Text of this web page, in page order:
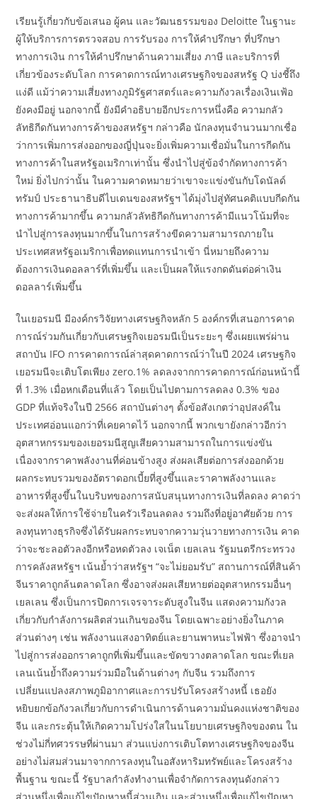
เรียนรู้เกี่ยวกับข้อเสนอ ผู้คน และวัฒนธรรมของ Deloitte ในฐานะ
ผู้ให้บริการการตรวจสอบ การรับรอง การให้คำปรึกษา ที่ปรึกษา
ทางการเงิน การให้คำปรึกษาด้านความเสี่ยง ภาษี และบริการที่
เกี่ยวข้องระดับโลก การคาดการณ์ทางเศรษฐกิจของสหรัฐ Q บ่งชี้ถึง
แง่ดี แม้ว่าความเสี่ยงทางภูมิรัฐศาสตร์และความกังวลเรื่องเงินเฟ้อ
ยังคงมีอยู่ นอกจากนี้ ยังมีคำอธิบายอีกประการหนึ่งคือ ความกลัว
ลัทธิกีดกันทางการค้าของสหรัฐฯ กล่าวคือ นักลงทุนจำนวนมากเชื่อ
ว่าการเพิ่มการส่งออกของญี่ปุ่นจะยิ่งเพิ่มความเชื่อมั่นในการกีดกัน
ทางการค้าในสหรัฐอเมริกาเท่านั้น ซึ่งนำไปสู่ข้อจำกัดทางการค้า
ใหม่ ยิ่งไปกว่านั้น ในความคาดหมายว่าเขาจะแข่งขันกับโดนัลด์
ทรัมป์ ประธานาธิบดีไบเดนของสหรัฐฯ ได้มุ่งไปสู่ทัศนคติแบบกีดกัน
ทางการค้ามากขึ้น ความกลัวลัทธิกีดกันทางการค้ามีแนวโน้มที่จะ
นำไปสู่การลงทุนมากขึ้นในการสร้างขีดความสามารถภายใน
ประเทศสหรัฐอเมริกาเพื่อทดแทนการนำเข้า นี่หมายถึงความ
ต้องการเงินดอลลาร์ที่เพิ่มขึ้น และเป็นผลให้แรงกดดันต่อค่าเงิน
ดอลลาร์เพิ่มขึ้น
ในเยอรมนี มีองค์กรวิจัยทางเศรษฐกิจหลัก 5 องค์กรที่เสนอการคาด
การณ์ร่วมกันเกี่ยวกับเศรษฐกิจเยอรมนีเป็นระยะๆ ซึ่งเผยแพร่ผ่าน
สถาบัน IFO การคาดการณ์ล่าสุดคาดการณ์ว่าในปี 2024 เศรษฐกิจ
เยอรมนีจะเติบโตเพียง zero.1% ลดลงจากการคาดการณ์ก่อนหน้านี้
ที่ 1.3% เมื่อหกเดือนที่แล้ว โดยเป็นไปตามการลดลง 0.3% ของ
GDP ที่แท้จริงในปี 2566 สถาบันต่างๆ ตั้งข้อสังเกตว่าอุปสงค์ใน
ประเทศอ่อนแอกว่าที่เคยคาดไว้ นอกจากนี้ พวกเขายังกล่าวอีกว่า
อุตสาหกรรมของเยอรมนีสูญเสียความสามารถในการแข่งขัน
เนื่องจากราคาพลังงานที่ค่อนข้างสูง ส่งผลเสียต่อการส่งออกด้วย
ผลกระทบรวมของอัตราดอกเบี้ยที่สูงขึ้นและราคาพลังงานและ
อาหารที่สูงขึ้นในบริบทของการสนับสนุนทางการเงินที่ลดลง คาดว่า
จะส่งผลให้การใช้จ่ายในครัวเรือนลดลง รวมถึงที่อยู่อาศัยด้วย การ
ลงทุนทางธุรกิจซึ่งได้รับผลกระทบจากความวุ่นวายทางการเงิน คาด
ว่าจะชะลอตัวลงอีกหรือหดตัวลง เจเน็ต เยลเลน รัฐมนตรีกระทรวง
การคลังสหรัฐฯ เน้นย้ำว่าสหรัฐฯ “จะไม่ยอมรับ” สถานการณ์ที่สินค้า
จีนราคาถูกล้นตลาดโลก ซึ่งอาจส่งผลเสียหายต่ออุตสาหกรรมอื่นๆ
เยลเลน ซึ่งเป็นการปิดการเจรจาระดับสูงในจีน แสดงความกังวล
เกี่ยวกับกำลังการผลิตส่วนเกินของจีน โดยเฉพาะอย่างยิ่งในภาค
ส่วนต่างๆ เช่น พลังงานแสงอาทิตย์และยานพาหนะไฟฟ้า ซึ่งอาจนำ
ไปสู่การส่งออกราคาถูกที่เพิ่มขึ้นและขัดขวางตลาดโลก ขณะที่เยล
เลนเน้นย้ำถึงความร่วมมือในด้านต่างๆ กับจีน รวมถึงการ
เปลี่ยนแปลงสภาพภูมิอากาศและการปรับโครงสร้างหนี้ เธอยัง
หยิบยกข้อกังวลเกี่ยวกับการดำเนินการด้านความมั่นคงแห่งชาติของ
จีน และกระตุ้นให้เกิดความโปร่งใสในนโยบายเศรษฐกิจของตน ใน
ช่วงไม่กี่ทศวรรษที่ผ่านมา ส่วนแบ่งการเติบโตทางเศรษฐกิจของจีน
อย่างไม่สมส่วนมาจากการลงทุนในอสังหาริมทรัพย์และโครงสร้าง
พื้นฐาน ขณะนี้ รัฐบาลกำลังทำงานเพื่อจำกัดการลงทุนดังกล่าว